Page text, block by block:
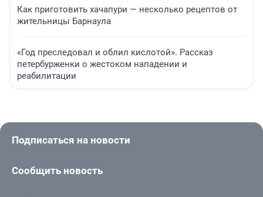
Как приготовить хачапури — несколько рецептов от
жительницы Барнаула
«Год преследовал и облил кислотой». Рассказ
петербурженки о жестоком нападении и
реабилитации
Подписаться на новости
Сообщить новость